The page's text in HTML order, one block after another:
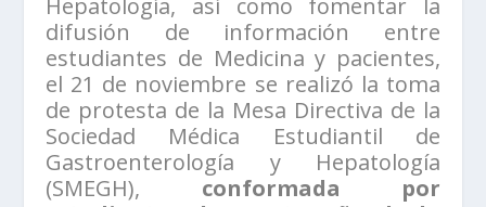
difusión de información entre
estudiantes de Medicina y pacientes,
el 21 de noviembre se realizó la toma
de protesta de la Mesa Directiva de la
Sociedad Médica Estudiantil de
Gastroenterología y Hepatología
(SMEGH), conformada por